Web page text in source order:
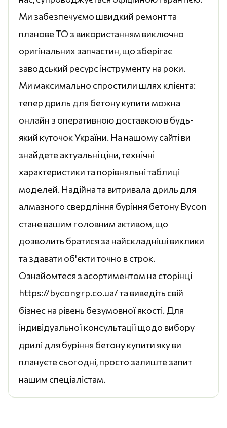
Ми забезпечуємо швидкий ремонт та
планове ТО з використанням виключно
оригінальних запчастин, що зберігає
заводський ресурс інструменту на роки.
Ми максимально спростили шлях клієнта:
тепер дриль для бетону купити можна
онлайн з оперативною доставкою в будь-
який куточок України. На нашому сайті ви
знайдете актуальні ціни, технічні
характеристики та порівняльні таблиці
моделей. Надійна та витривала дриль для
алмазного свердління буріння бетону Bycon
стане вашим головним активом, що
дозволить братися за найскладніші виклики
та здавати об'єкти точно в строк.
Ознайомтеся з асортиментом на сторінці
https://bycongrp.co.ua/ та виведіть свій
бізнес на рівень безумовної якості. Для
індивідуальної консультації щодо вибору
дрилі для буріння бетону купити яку ви
плануєте сьогодні, просто залиште запит
нашим спеціалістам.